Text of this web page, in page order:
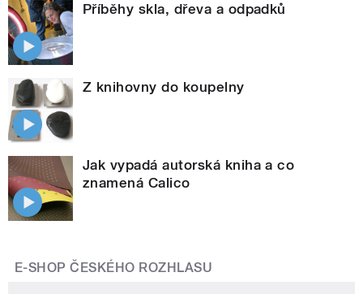
Příběhy skla, dřeva a odpadků
Z knihovny do koupelny
Jak vypadá autorská kniha a co
znamená Calico
E-SHOP ČESKÉHO ROZHLASU